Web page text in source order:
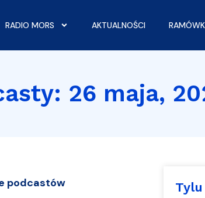
RADIO MORS AKTUALNOŚCI
26 maja,
podcastów